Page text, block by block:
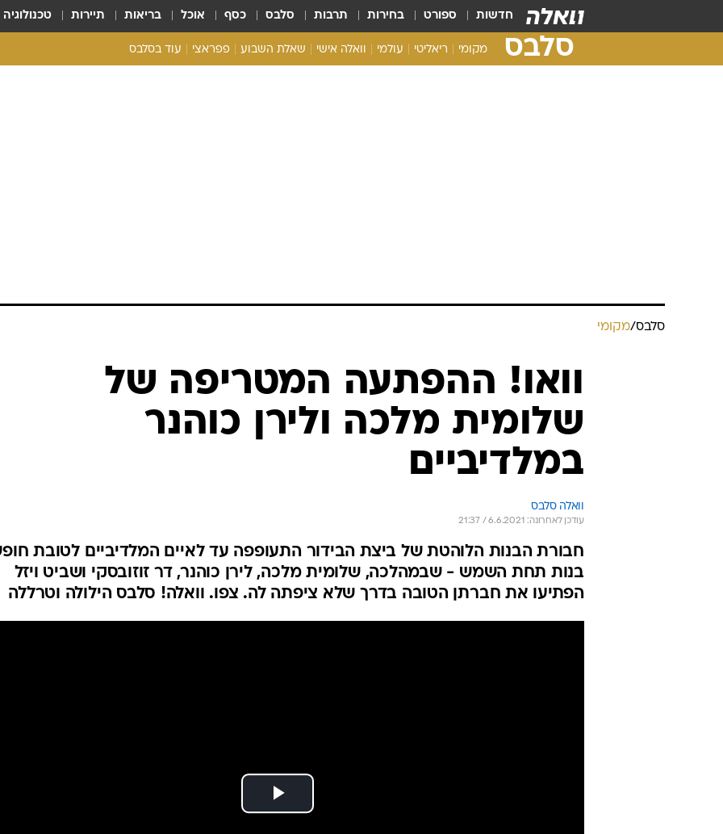
חדשות ספורט בחירות תרבות סלבס כסף אוכל בריאות תיירות טכנולוגיה
סלבס מקומי ריאליטי עולמי וואלה אישי שאלת השבוע פפראצי עוד בסלבס
סלבס/מקומי
וואו! ההפתעה המטריפה של
שלומית מלכה ולירן כוהנר
במלדיביים
וואלה סלבס
עודכן לאחרונה: 6.6.2021 / 21:37
חבורת הבנות הלוהטת של ביצת הבידור התעופפה עד לאיים המלדיביים לטובת
בנות תחת השמש - שבמהלכה, שלומית מלכה, לירן כוהנר, דר זוזובסקי ושביט ויזל
הפתיעו את חברתן הטובה בדרך שלא ציפתה לה. צפו. וואלה! סלבס הילולה וטרללה